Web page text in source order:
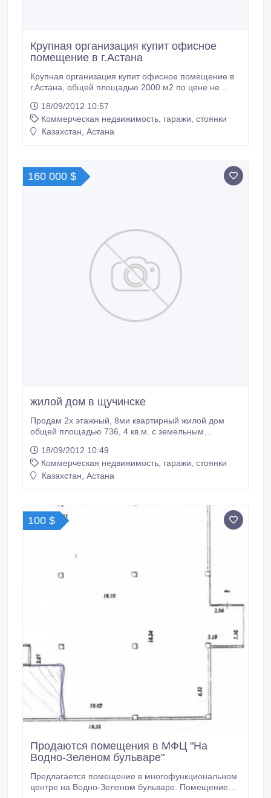
Крупная организация купит офисное
помещение в г.Астана
Крупная организация купит офисное помещение в
г.Астана, общей площадью 2000 м2 по цене не
себя должно включать парковочную стоянку,
телефонию, интернет. Просьба посредникам не
беспокоить. Контактные телефоны: + 7 7172 323-
18/09/2012 10:57
Коммерческая недвижимость, гаражи, стоянки
Казахстан, Астана
160 000 $
жилой дом в щучинске
Продам 2х этажный, 8ми квартирный жилой дом
общей площадью 736, 4 кв.м. с земельным
капитального ремонта. (черновая отделка, без
окон). Расположен г.Щучинск, развилка на Боровое,
Котырколь, рядом лес, озеро, лыжная база.
18/09/2012 10:49
Коммерческая недвижимость, гаражи, стоянки
Казахстан, Астана
100 $
Продаются помещения в МФЦ "На
Водно-Зеленом бульваре"
Предлагается помещение в многофункциональном
центре на Водно-Зеленом бульваре. Помещение